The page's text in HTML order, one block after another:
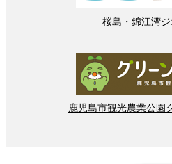
桜島 ・ 錦江湾
鹿児島市観光農業公園